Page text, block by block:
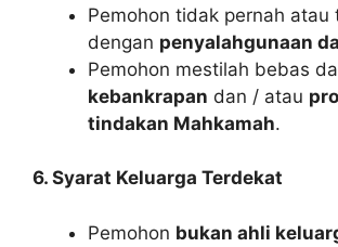
Pemohon tidak pernah
dengan penyalahgunaan
Pemohon mestilah bebas
kebankrapan dan / atau
tindakan Mahkamah.
6. Syarat Keluarga Terdekat
Pemohon bukan ahli